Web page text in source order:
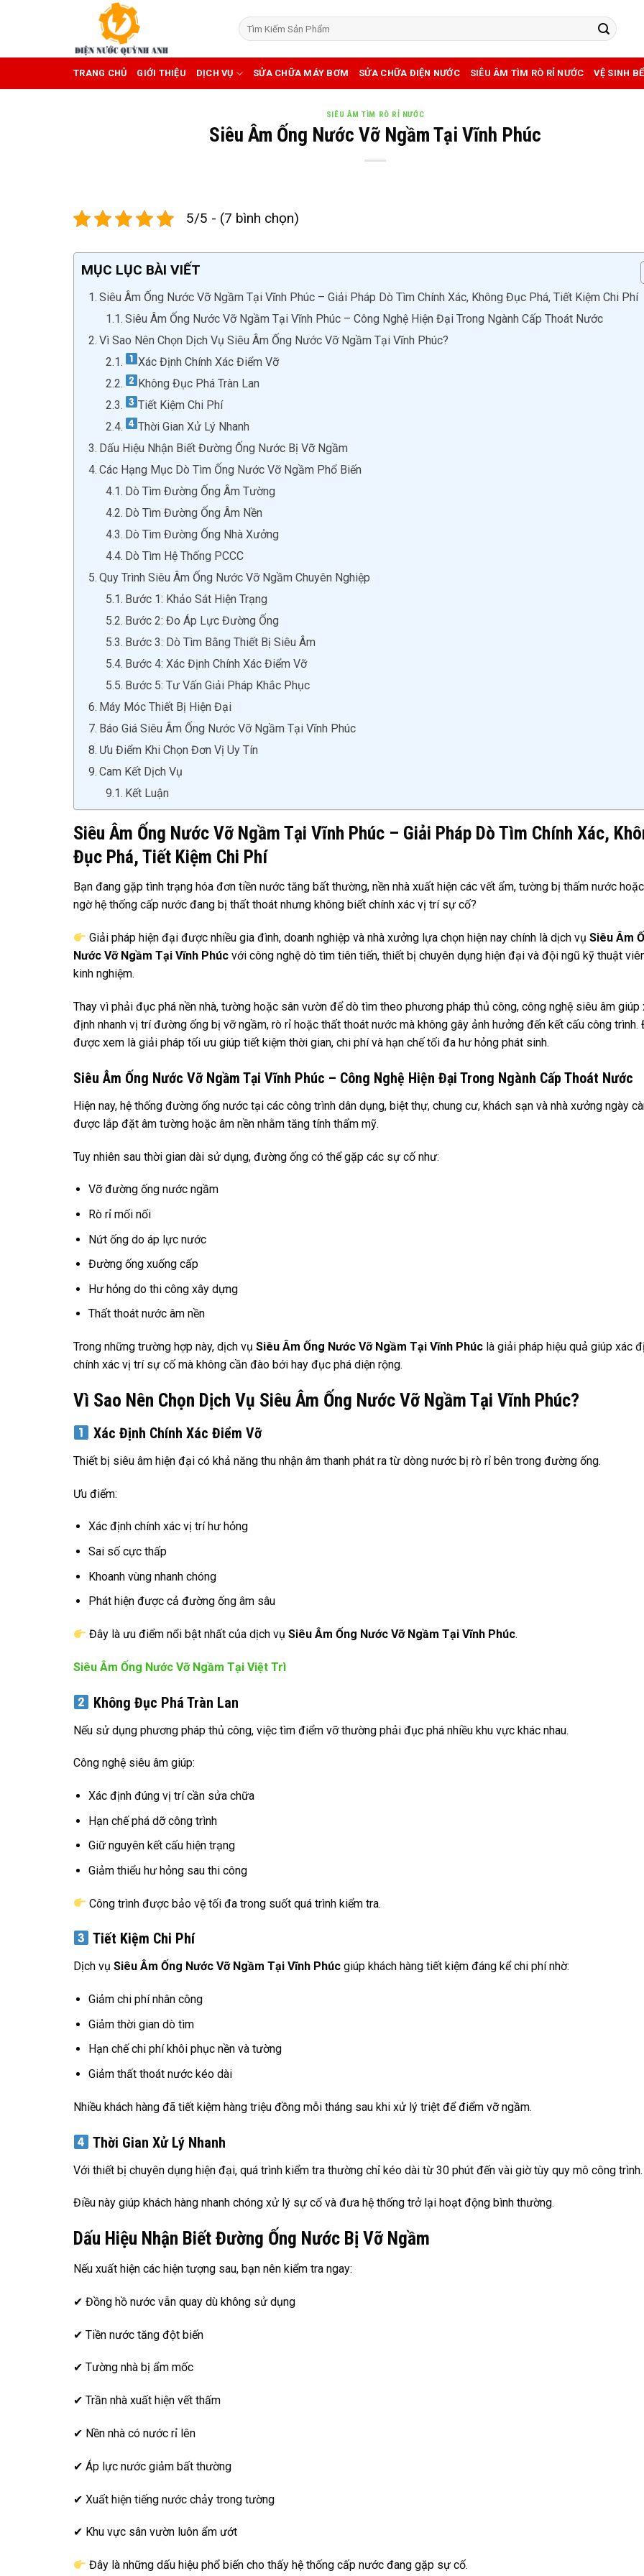
TRANG CHỦ GIỚI THIỆU DỊCH VỤ SỬA CHỮA MÁY BƠM SỬA CHỮA ĐIỆN NƯỚC SIÊU ÂM TÌM RÒ RỈ NƯỚC VỆ SINH
SIÊU ÂM TÌM RÒ RỈ NƯỚC
Siêu Âm Ống Nước Vỡ Ngầm Tại Vĩnh Phúc
5/5 - (7 bình chọn)
MỤC LỤC BÀI VIẾT
Siêu Âm Ống Nước Vỡ Ngầm Tại Vĩnh Phúc – Giải Pháp Dò Tìm Chính Xác, Không Đục Phá, Tiết Kiệm Chi Phí
Siêu Âm Ống Nước Vỡ Ngầm Tại Vĩnh Phúc – Công Nghệ Hiện Đại Trong Ngành Cấp Thoát Nước
Vì Sao Nên Chọn Dịch Vụ Siêu Âm Ống Nước Vỡ Ngầm Tại Vĩnh Phúc?
Xác Định Chính Xác Điểm Vỡ
Không Đục Phá Tràn Lan
Tiết Kiệm Chi Phí
Thời Gian Xử Lý Nhanh
Dấu Hiệu Nhận Biết Đường Ống Nước Bị Vỡ Ngầm
Các Hạng Mục Dò Tìm Ống Nước Vỡ Ngầm Phổ Biến
Dò Tìm Đường Ống Âm Tường
Dò Tìm Đường Ống Âm Nền
Dò Tìm Đường Ống Nhà Xưởng
Dò Tìm Hệ Thống PCCC
Quy Trình Siêu Âm Ống Nước Vỡ Ngầm Chuyên Nghiệp
Bước 1: Khảo Sát Hiện Trạng
Bước 2: Đo Áp Lực Đường Ống
Bước 3: Dò Tìm Bằng Thiết Bị Siêu Âm
Bước 4: Xác Định Chính Xác Điểm Vỡ
Bước 5: Tư Vấn Giải Pháp Khắc Phục
Máy Móc Thiết Bị Hiện Đại
Báo Giá Siêu Âm Ống Nước Vỡ Ngầm Tại Vĩnh Phúc
Ưu Điểm Khi Chọn Đơn Vị Uy Tín
Cam Kết Dịch Vụ
Kết Luận
Siêu Âm Ống Nước Vỡ Ngầm Tại Vĩnh Phúc – Giải Pháp Dò Tìm Chính Xác,
Đục Phá, Tiết Kiệm Chi Phí
Bạn đang gặp tình trạng hóa đơn tiền nước tăng bất thường, nền nhà xuất hiện các vết ẩm, tường bị thấm nước
ngờ hệ thống cấp nước đang bị thất thoát nhưng không biết chính xác vị trí sự cố?
Giải pháp hiện đại được nhiều gia đình, doanh nghiệp và nhà xưởng lựa chọn hiện nay chính là dịch vụSiêu Âm
Nước Vỡ Ngầm Tại Vĩnh Phúc với công nghệ dò tìm tiên tiến, thiết bị chuyên dụng hiện đại và đội ngũ kỹ thuật
kinh nghiệm.
Thay vì phải đục phá nền nhà, tường hoặc sân vườn để dò tìm theo phương pháp thủ công, công nghệ siêu âm giúp
định nhanh vị trí đường ống bị vỡ ngầm, rò rỉ hoặc thất thoát nước mà không gây ảnh hưởng đến kết cấu công trình.
được xem là giải pháp tối ưu giúp tiết kiệm thời gian, chi phí và hạn chế tối đa hư hỏng phát sinh.
Siêu Âm Ống Nước Vỡ Ngầm Tại Vĩnh Phúc – Công Nghệ Hiện Đại Trong Ngành Cấp Thoát Nước
Hiện nay, hệ thống đường ống nước tại các công trình dân dụng, biệt thự, chung cư, khách sạn và nhà xưởng ngày
được lắp đặt âm tường hoặc âm nền nhằm tăng tính thẩm mỹ.
Tuy nhiên sau thời gian dài sử dụng, đường ống có thể gặp các sự cố như:
Vỡ đường ống nước ngầm
Rò rỉ mối nối
Nứt ống do áp lực nước
Đường ống xuống cấp
Hư hỏng do thi công xây dựng
Thất thoát nước âm nền
Trong những trường hợp này, dịch vụ Siêu Âm Ống Nước Vỡ Ngầm Tại Vĩnh Phúc là giải pháp hiệu quả giúp xác
chính xác vị trí sự cố mà không cần đào bới hay đục phá diện rộng.
Vì Sao Nên Chọn Dịch Vụ Siêu Âm Ống Nước Vỡ Ngầm Tại Vĩnh Phúc?
Xác Định Chính Xác Điểm Vỡ
Thiết bị siêu âm hiện đại có khả năng thu nhận âm thanh phát ra từ dòng nước bị rò rỉ bên trong đường ống.
Ưu điểm:
Xác định chính xác vị trí hư hỏng
Sai số cực thấp
Khoanh vùng nhanh chóng
Phát hiện được cả đường ống âm sâu
Đây là ưu điểm nổi bật nhất của dịch vụSiêu Âm Ống Nước Vỡ Ngầm Tại Vĩnh Phúc.
Siêu Âm Ống Nước Vỡ Ngầm Tại Việt Trì
Không Đục Phá Tràn Lan
Nếu sử dụng phương pháp thủ công, việc tìm điểm vỡ thường phải đục phá nhiều khu vực khác nhau.
Công nghệ siêu âm giúp:
Xác định đúng vị trí cần sửa chữa
Hạn chế phá dỡ công trình
Giữ nguyên kết cấu hiện trạng
Giảm thiểu hư hỏng sau thi công
Công trình được bảo vệ tối đa trong suốt quá trình kiểm tra.
Tiết Kiệm Chi Phí
Dịch vụ Siêu Âm Ống Nước Vỡ Ngầm Tại Vĩnh Phúc giúp khách hàng tiết kiệm đáng kể chi phí nhờ:
Giảm chi phí nhân công
Giảm thời gian dò tìm
Hạn chế chi phí khôi phục nền và tường
Giảm thất thoát nước kéo dài
Nhiều khách hàng đã tiết kiệm hàng triệu đồng mỗi tháng sau khi xử lý triệt để điểm vỡ ngầm.
Thời Gian Xử Lý Nhanh
Với thiết bị chuyên dụng hiện đại, quá trình kiểm tra thường chỉ kéo dài từ 30 phút đến vài giờ tùy quy mô công trình.
Điều này giúp khách hàng nhanh chóng xử lý sự cố và đưa hệ thống trở lại hoạt động bình thường.
Dấu Hiệu Nhận Biết Đường Ống Nước Bị Vỡ Ngầm
Nếu xuất hiện các hiện tượng sau, bạn nên kiểm tra ngay:
✔ Đồng hồ nước vẫn quay dù không sử dụng
✔ Tiền nước tăng đột biến
✔ Tường nhà bị ẩm mốc
✔ Trần nhà xuất hiện vết thấm
✔ Nền nhà có nước rỉ lên
✔ Áp lực nước giảm bất thường
✔ Xuất hiện tiếng nước chảy trong tường
✔ Khu vực sân vườn luôn ẩm ướt
Đây là những dấu hiệu phổ biến cho thấy hệ thống cấp nước đang gặp sự cố.